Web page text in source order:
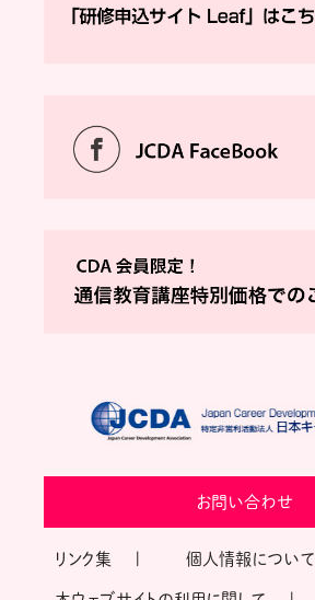
お問い合わせ
リンク集 個人情報について